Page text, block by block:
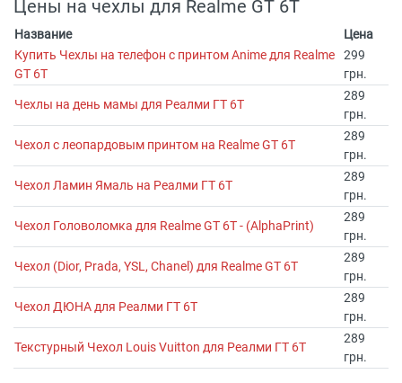
Цены на чехлы для Realme GT 6T
Название
Цена
Купить Чехлы на телефон с принтом Anime для Realme
GT 6T
299
грн.
Чехлы на день мамы для Реалми ГТ 6Т
289
грн.
Чехол с леопардовым принтом на Realme GT 6T
289
грн.
Чехол Ламин Ямаль на Реалми ГТ 6Т
289
грн.
Чехол Головоломка для Realme GT 6T - (AlphaPrint)
289
грн.
Чехол (Dior, Prada, YSL, Chanel) для Realme GT 6T
289
грн.
Чехол ДЮНА для Реалми ГТ 6Т
289
грн.
Текстурный Чехол Louis Vuitton для Реалми ГТ 6Т
289
грн.